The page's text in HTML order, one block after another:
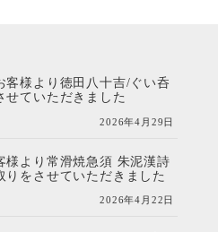
客様より徳田八十吉/ぐい呑
せていただきました
2026年4月29日
様より常滑焼急須 朱泥漢詩
りをさせていただきました
2026年4月22日